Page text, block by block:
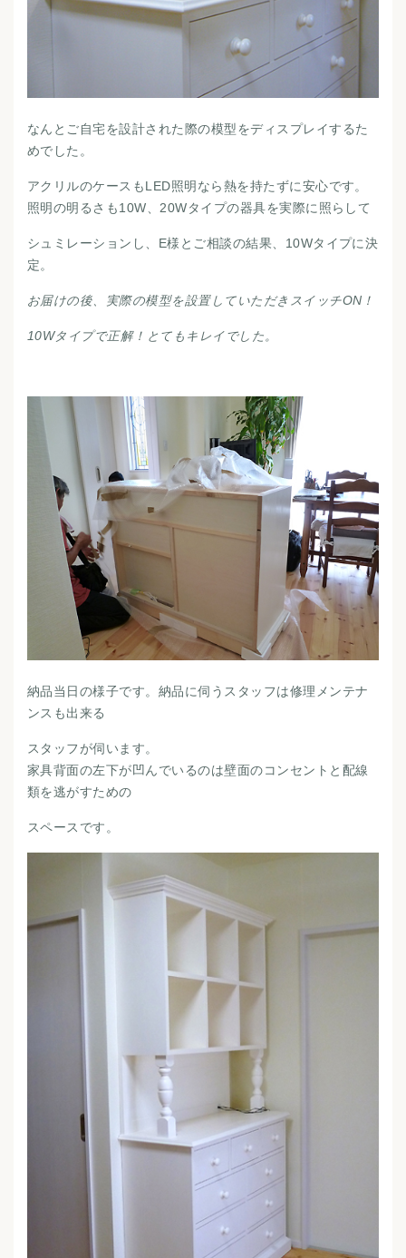
なんとご自宅を設計された際の模型をディスプレイするた
めでした。
アクリルのケースもLED照明なら熱を持たずに安心です。
照明の明るさも10W、20Wタイプの器具を実際に照らして
シュミレーションし、E様とご相談の結果、10Wタイプに決
定。
お届けの後、実際の模型を設置していただきスイッチON！
10Wタイプで正解！とてもキレイでした。
納品当日の様子です。納品に伺うスタッフは修理メンテナ
ンスも出来る
スタッフが伺います。
家具背面の左下が凹んでいるのは壁面のコンセントと配線
類を逃がすための
スペースです。